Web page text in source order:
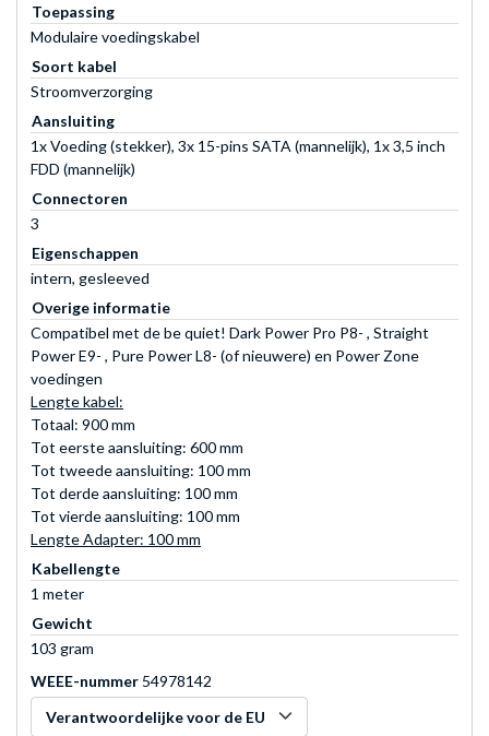
Toepassing
Modulaire voedingskabel
Soort kabel
Stroomverzorging
Aansluiting
1x Voeding (stekker), 3x 15-pins SATA (mannelijk), 1x 3,5 inch
FDD (mannelijk)
Connectoren
3
Eigenschappen
intern, gesleeved
Overige informatie
Compatibel met de be quiet! Dark Power Pro P8- , Straight
Power E9- , Pure Power L8- (of nieuwere) en Power Zone
voedingen
Lengte kabel:
Totaal: 900 mm
Tot eerste aansluiting: 600 mm
Tot tweede aansluiting: 100 mm
Tot derde aansluiting: 100 mm
Tot vierde aansluiting: 100 mm
Lengte Adapter: 100 mm
Kabellengte
1 meter
Gewicht
103 gram
WEEE-nummer 54978142
Verantwoordelijke voor de EU